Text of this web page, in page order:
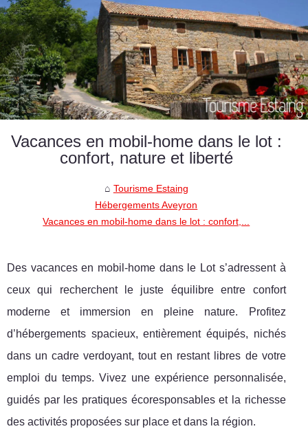
Vacances en mobil-home dans le lot :
confort, nature et liberté
Tourisme Estaing
Hébergements Aveyron
Vacances en mobil-home dans le lot : confort,...
Des vacances en mobil-home dans le Lot s’adressent à
ceux qui recherchent le juste équilibre entre confort
moderne et immersion en pleine nature. Profitez
d’hébergements spacieux, entièrement équipés, nichés
dans un cadre verdoyant, tout en restant libres de votre
emploi du temps. Vivez une expérience personnalisée,
guidés par les pratiques écoresponsables et la richesse
des activités proposées sur place et dans la région.